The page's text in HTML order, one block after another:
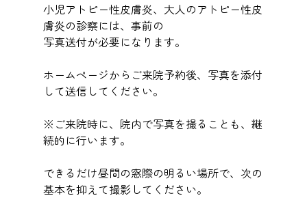
小児アトピー性皮膚炎、大人のアトピー性皮
膚炎の診察には、事前の
写真送付が必要になります。
ホームページからご来院予約後、写真を添付
して送信してください。
※ご来院時に、院内で写真を撮ることも、継
続的に行います。
できるだけ昼間の窓際の明るい場所で、次の
基本を抑えて撮影してください。